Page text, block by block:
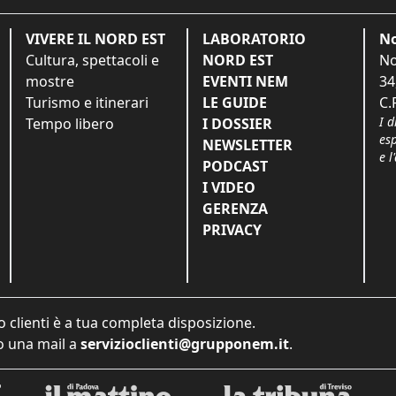
VIVERE IL NORD EST
Cultura, spettacoli e
mostre
Turismo e itinerari
Tempo libero
LABORATORIO
NORD EST
EVENTI NEM
LE GUIDE
I DOSSIER
NEWSLETTER
PODCAST
I VIDEO
GERENZA
PRIVACY
I
e
clienti è a tua completa disposizione.
una mail a servizioclienti@grupponem.it.